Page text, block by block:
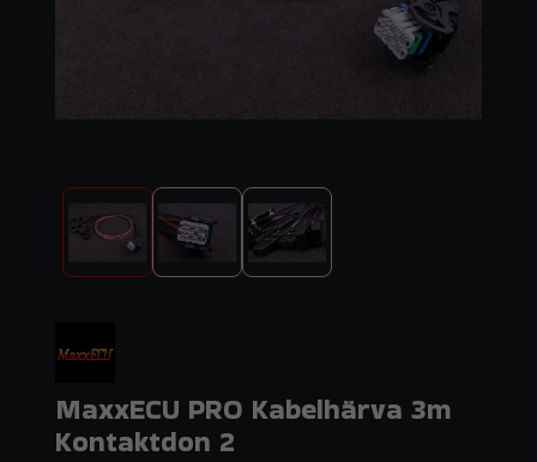
MaxxECU PRO Kabelhärva 3m
Kontaktdon 2